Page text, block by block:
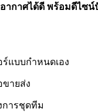
ากาศได้ดี พร้อมดีไซน์
แบบกำหนดเอง
ขายส่ง
การชุดทีม